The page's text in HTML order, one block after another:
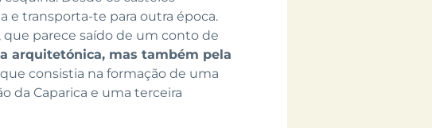
e transporta-te para outra época.
parece saído de um conto de
arquitetónica, mas também pela
consistia na formação de uma
da Caparica e uma terceira